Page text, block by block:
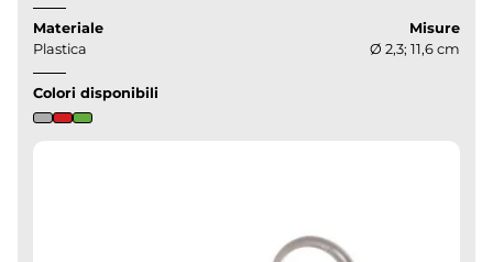
Materiale
Plastica
Misure
Ø 2,3; 11,6 cm
Colori disponibili